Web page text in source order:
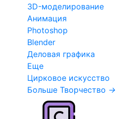
3D-моделирование
Анимация
Photoshop
Blender
Деловая графика
Еще
Цирковое искусство
Больше Творчество →